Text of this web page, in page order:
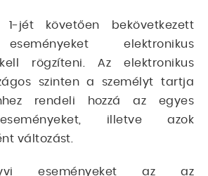
jét követően bekövetkezett
elektronikus
rögzíteni. Az elektronikus
szinten a személyt tartja
rendeli hozzá az egyes
illetve azok
változást.
eseményeket az az